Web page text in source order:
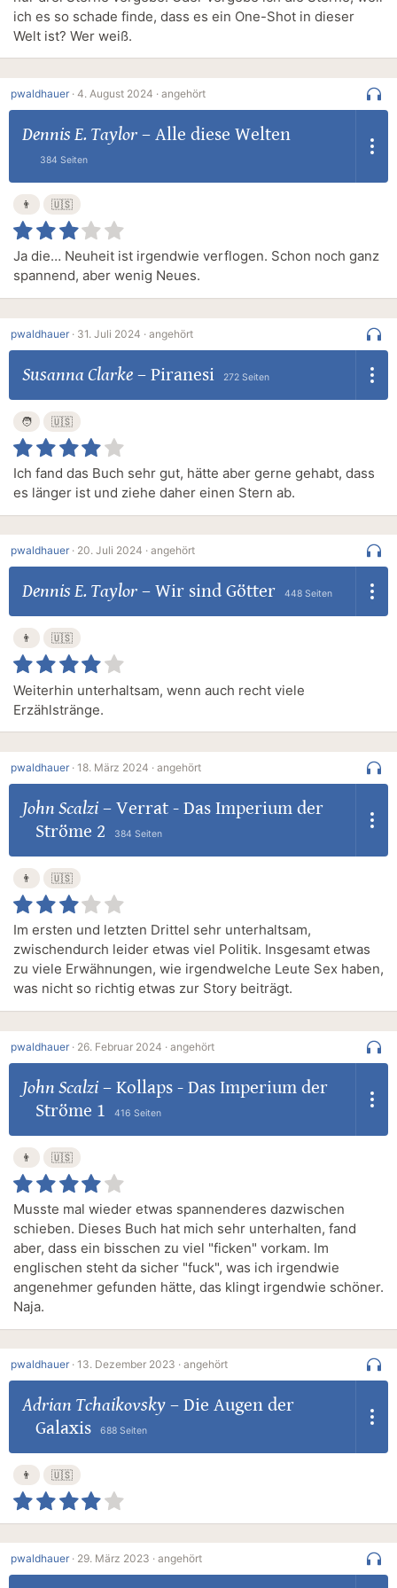
ich es so schade finde, dass es ein One-Shot in dieser
Welt ist? Wer weiß.
pwaldhauer · 4. August 2024 · angehört
Dennis E. Taylor– Alle diese Welten
384 Seiten
👨 🇺🇸
Ja die… Neuheit ist irgendwie verflogen. Schon noch ganz
spannend, aber wenig Neues.
pwaldhauer · 31. Juli 2024 · angehört
Susanna Clarke– Piranesi 272 Seiten
🧑 🇺🇸
Ich fand das Buch sehr gut, hätte aber gerne gehabt, dass
es länger ist und ziehe daher einen Stern ab.
pwaldhauer · 20. Juli 2024 · angehört
Dennis E. Taylor– Wir sind Götter 448 Seiten
👨 🇺🇸
Weiterhin unterhaltsam, wenn auch recht viele
Erzählstränge.
pwaldhauer · 18. März 2024 · angehört
John Scalzi– Verrat - Das Imperium der
Ströme 2
384 Seiten
👨 🇺🇸
Im ersten und letzten Drittel sehr unterhaltsam,
zwischendurch leider etwas viel Politik. Insgesamt etwas
zu viele Erwähnungen, wie irgendwelche Leute Sex haben,
was nicht so richtig etwas zur Story beiträgt.
pwaldhauer · 26. Februar 2024 · angehört
John Scalzi– Kollaps - Das Imperium der
Ströme 1
416 Seiten
👨 🇺🇸
Musste mal wieder etwas spannenderes dazwischen
schieben. Dieses Buch hat mich sehr unterhalten, fand
aber, dass ein bisschen zu viel "ficken" vorkam. Im
englischen steht da sicher "fuck", was ich irgendwie
angenehmer gefunden hätte, das klingt irgendwie schöner.
Naja.
pwaldhauer · 13. Dezember 2023 · angehört
Adrian Tchaikovsky– Die Augen der
Galaxis
688 Seiten
👨 🇺🇸
pwaldhauer · 29. März 2023 · angehört